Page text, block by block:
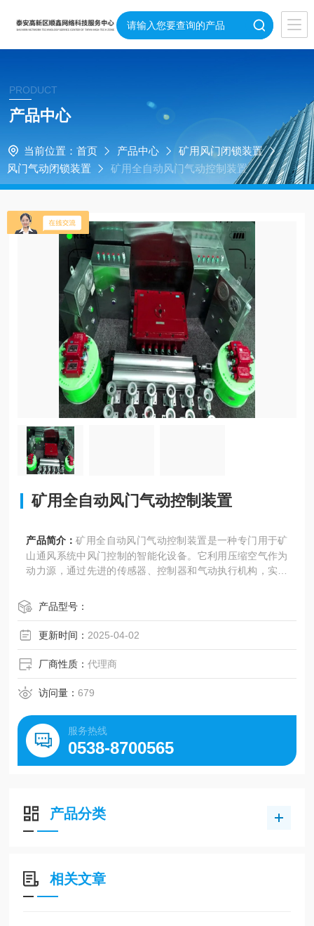
PRODUCT
产品中心
当前位置： 首页 产品中心
矿用风门闭锁装置
风门气动闭锁装置
矿用全自动风门气动控制装置
矿用全自动风门气动控制装置
产品简介：矿用全自动风门气动控制装置是一种专门用于矿
山通风系统中风门控制的智能化设备。它利用压缩空气作为
动力源，通过先进的传感器、控制器和气动执行机构，实现
与高效。
产品型号：
更新时间： 2025-04-02
厂商性质：代理商
访问量：679
服务热线
0538-8700565
产品分类
相关文章